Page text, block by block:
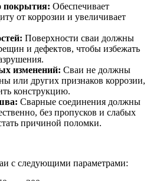
покрытия: Обеспечивает
от коррозии и увеличивает
Поверхности сваи должны
и дефектов, чтобы избежать
изменений: Сваи не должны
или других признаков коррозии,
конструкцию.
Сварные соединения должны
без пропусков и слабых
причиной поломки.
с следующими параметрами: